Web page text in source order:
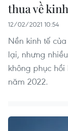
thua về
12/02/2021 10:54
Nền kinh tế
lại, nhưng
không phục
năm 2022.